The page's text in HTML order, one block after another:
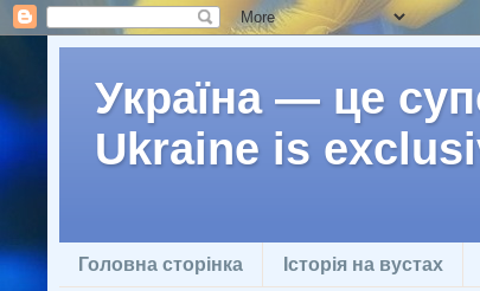
Україна — це
Ukraine is
Головна сторінка Історія на вустах